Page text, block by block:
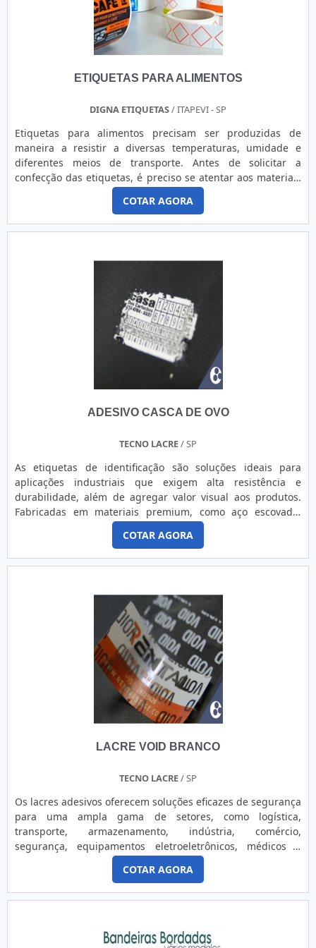
ETIQUETAS PARA ALIMENTOS
DIGNA ETIQUETAS/ ITAPEVI - SP
Etiquetas para alimentos precisam ser produzidas de
maneira a resistir a diversas temperaturas, umidade e
diferentes meios de transporte. Antes de solicitar a
confecção das etiquetas, é preciso se atentar aos materiais
que serão usados, como qual o modelo de ribbon e o
adesivo. Dessa forma, é possível evitar problemas como
borrões, desgaste da etiqueta, falta de fixação no produto,
leitura ou informação pouco nítida. Essas etiquetas
COTAR AGORA
ADESIVO CASCA DE OVO
TECNO LACRE/ SP
As etiquetas de identificação são soluções ideais para
aplicações industriais que exigem alta resistência e
durabilidade, além de agregar valor visual aos produtos.
Fabricadas em materiais premium, como aço escovado,
BOPP, poliéster (nas versões branca e prata), policarbonato
(cristal e texturizado) e vinil (branco, colorido, fosco e
transparente), elas oferecem excelente aderência em
diversas superfícies. Totalmente personalizáveis, as
numeração sequencial, logotipos e outros elementos
específicos, atendendo perfeitamente às necessidades do
cliente. Ao combinar funcionalidade e estética, essas
etiquetas não apenas garantem a integridade da
identificação, mas também conferem um toque de
sofisticação e valor agregado, elevando a percepção do
produto e fortalecendo a marca.
COTAR AGORA
LACRE VOID BRANCO
TECNO LACRE/ SP
Os lacres adesivos oferecem soluções eficazes de segurança
para uma ampla gama de setores, como logística,
transporte, armazenamento, indústria, comércio,
segurança, equipamentos eletroeletrônicos, médicos e
outros. Eles são projetados para lacrar, controlar e garantir
a integridade de produtos e equipamentos, protegendo-os
contra violações, fraudes, pirataria e outras tentativas de
interferência. Os modelos destrutíveis, como casca de ovo,
se fragmentar ao serem removidos, revelando
COTAR AGORA